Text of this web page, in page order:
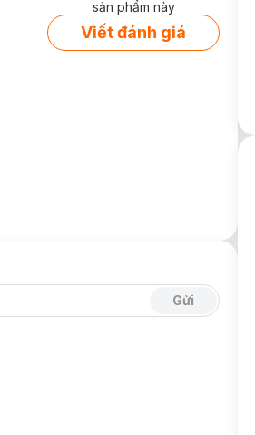
sản phẩm này
Viết đánh giá
Gửi